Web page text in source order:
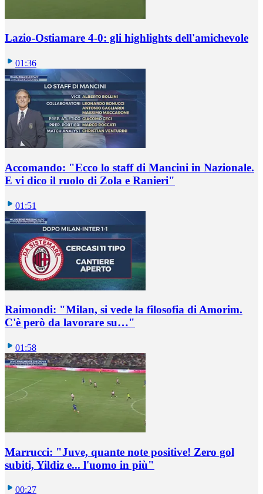
Lazio-Ostiamare 4-0: gli highlights dell'amichevole
01:36
Accomando: "Ecco lo staff di Mancini in Nazionale.
E vi dico il ruolo di Zola e Ranieri"
01:51
Raimondi: "Milan, si vede la filosofia di Amorim.
C'è però da lavorare su…"
01:58
Marrucci: "Juve, quante note positive! Zero gol
subiti, Yildiz e... l'uomo in più"
00:27